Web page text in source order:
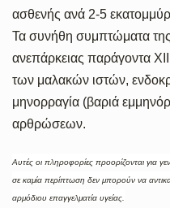
ασθενής ανά 2-5
Τα συνήθη συμπτώματα
ανεπάρκειας παράγοντα
των μαλακών ιστών,
μηνορραγία (βαριά
αρθρώσεων.
Αυτές οι πληροφορίες προορίζονται για
σε καμία περίπτωση δεν μπορούν να
αρμόδιου επαγγελματία υγείας.